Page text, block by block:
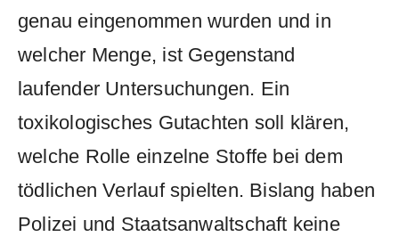
genau eingenommen wurden und in
welcher Menge, ist Gegenstand
laufender Untersuchungen. Ein
toxikologisches Gutachten soll klären,
welche Rolle einzelne Stoffe bei dem
tödlichen Verlauf spielten. Bislang haben
Polizei und Staatsanwaltschaft keine